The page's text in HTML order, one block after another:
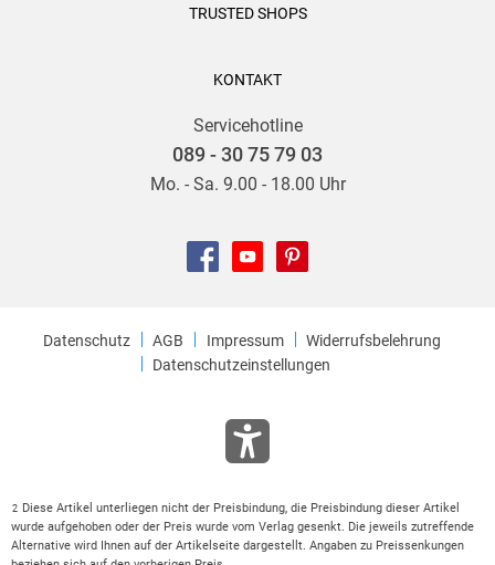
TRUSTED SHOPS
KONTAKT
Servicehotline
089 - 30 75 79 03
Mo. - Sa. 9.00 - 18.00 Uhr
Datenschutz AGB Impressum
Widerrufsbelehrung
Datenschutzeinstellungen
2
Diese Artikel unterliegen nicht der Preisbindung, die Preisbindung dieser Artikel
wurde aufgehoben oder der Preis wurde vom Verlag gesenkt. Die jeweils zutreffende
Alternative wird Ihnen auf der Artikelseite dargestellt. Angaben zu Preissenkungen